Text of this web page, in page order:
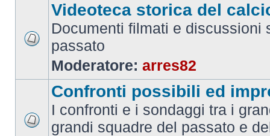
Videoteca storica del
Documenti filmati e discussioni
passato
Moderatore: arres82
Confronti possibili ed
I confronti e i sondaggi tra i
grandi squadre del passato e